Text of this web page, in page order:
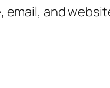
email, and